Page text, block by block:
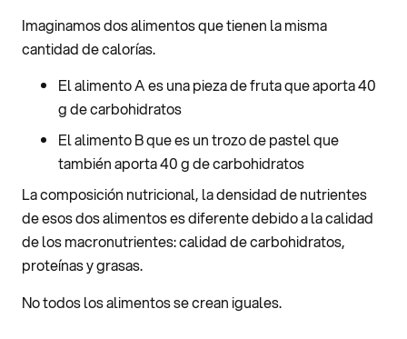
Imaginamos dos alimentos que tienen la misma
cantidad de calorías.
El alimento A es una pieza de fruta que aporta 40
g de carbohidratos
El alimento B que es un trozo de pastel que
también aporta 40 g de carbohidratos
La composición nutricional, la densidad de nutrientes
de esos dos alimentos es diferente debido a la calidad
de los macronutrientes: calidad de carbohidratos,
proteínas y grasas.
No todos los alimentos se crean iguales.